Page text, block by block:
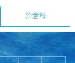
注意報